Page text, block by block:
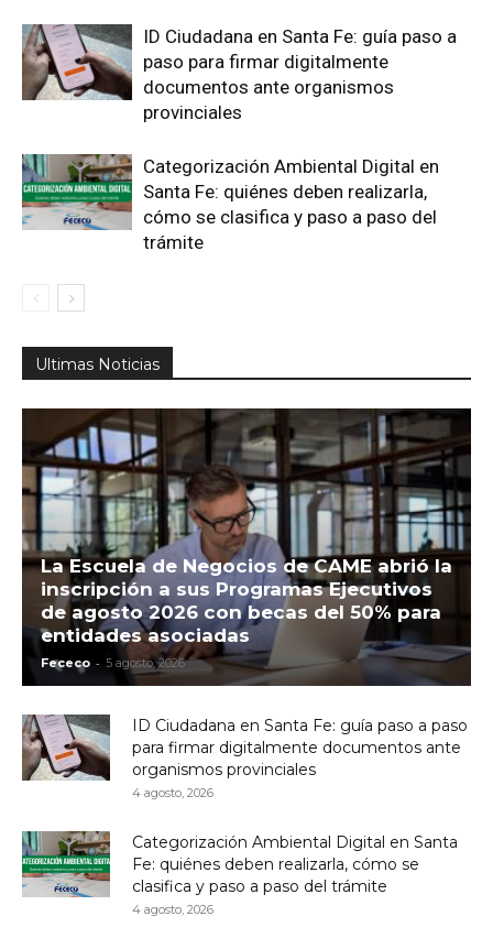
ID Ciudadana en Santa Fe: guía paso a
paso para firmar digitalmente
documentos ante organismos
provinciales
Categorización Ambiental Digital en
Santa Fe: quiénes deben realizarla,
cómo se clasifica y paso a paso del
trámite
Ultimas Noticias
La Escuela de Negocios de CAME abrió la
inscripción a sus Programas Ejecutivos
de agosto 2026 con becas del 50% para
entidades asociadas
Fececo - 5 agosto, 2026
ID Ciudadana en Santa Fe: guía paso a paso
para firmar digitalmente documentos ante
organismos provinciales
4 agosto, 2026
Categorización Ambiental Digital en Santa
Fe: quiénes deben realizarla, cómo se
clasifica y paso a paso del trámite
4 agosto, 2026